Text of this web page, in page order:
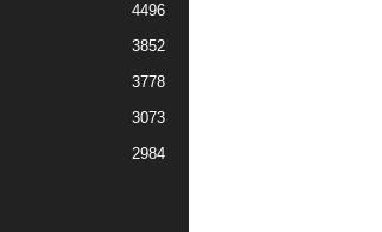
4496
3852
3778
3073
2984